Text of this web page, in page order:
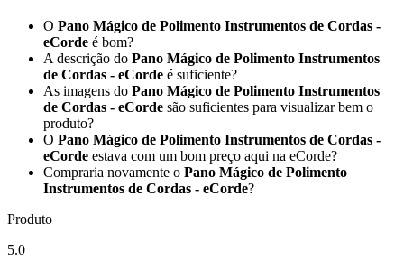
O Pano Mágico de Polimento Instrumentos de Cordas -
eCorde é bom?
A descrição do Pano Mágico de Polimento Instrumentos
de Cordas - eCorde é suficiente?
As imagens do Pano Mágico de Polimento Instrumentos
de Cordas - eCorde são suficientes para visualizar bem o
produto?
O Pano Mágico de Polimento Instrumentos de Cordas -
eCorde estava com um bom preço aqui na eCorde?
Compraria novamente o Pano Mágico de Polimento
Instrumentos de Cordas - eCorde?
Produto
5.0